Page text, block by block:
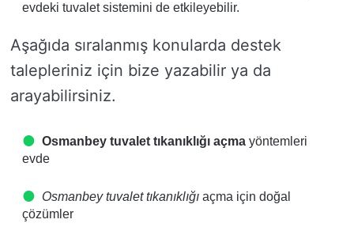
evdeki tuvalet sistemini de etkileyebilir.
Aşağıda sıralanmış konularda destek
talepleriniz için bize yazabilir ya da
arayabilirsiniz.
Osmanbey tuvalet tıkanıklığı açma yöntemleri
evde
Osmanbey tuvalet tıkanıklığı açma için doğal
çözümler